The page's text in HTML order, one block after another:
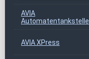
AVIA
Automatentankstelle
AVIA XPress